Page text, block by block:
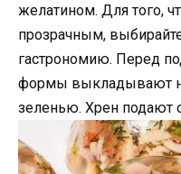
желатином. Для того,
прозрачным,
гастрономию. Перед
формы выкладывают
зеленью. Хрен подают